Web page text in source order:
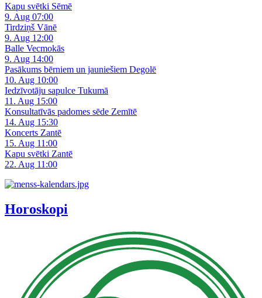
Kapu svētki Sēmē
9. Aug 07:00
Tirdziņš Vānē
9. Aug 12:00
Balle Vecmokās
9. Aug 14:00
Pasākums bērniem un jauniešiem Degolē
10. Aug 10:00
Iedzīvotāju sapulce Tukumā
11. Aug 15:00
Konsultatīvās padomes sēde Zemītē
14. Aug 15:30
Koncerts Zantē
15. Aug 11:00
Kapu svētki Zantē
22. Aug 11:00
Horoskopi